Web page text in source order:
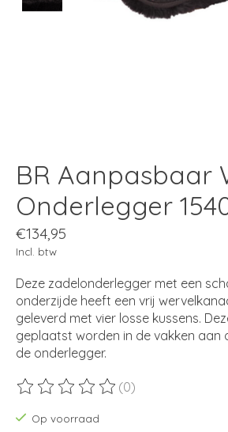
BR Aanpasbaar
Onderlegger
€134,95
Incl. btw
Deze zadelonderlegger met een
onderzijde heeft een vrij
geleverd met vier losse kussens.
geplaatst worden in de vakken aan
de onderlegger.
De beoordeling van dit product is
(0)
Op voorraad